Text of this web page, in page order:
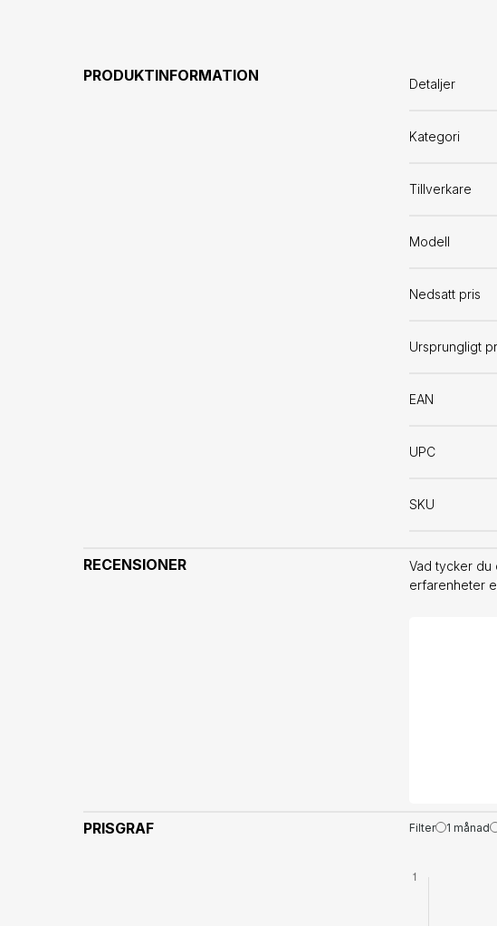
PRODUKTINFORMATION
Detaljer
Kategori
Tillverkare
Modell
Nedsatt pris
Ursprungligt
EAN
UPC
SKU
RECENSIONER
Vad tycker du
erfarenheter
PRISGRAF Filter 1 månad